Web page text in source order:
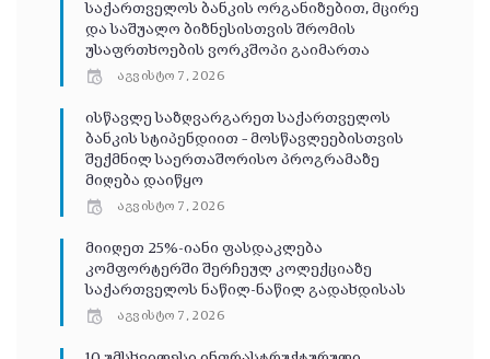
საქართველოს ბანკის ორგანიზებით, მცირე
და საშუალო ბიზნესისთვის შრომის
უსაფრთხოების ვორკშოპი გაიმართა
აგვისტო 7, 2026
ისწავლე საზღვარგარეთ საქართველოს
ბანკის სტიპენდიით – მოსწავლეებისთვის
შექმნილ საერთაშორისო პროგრამაზე
მიღება დაიწყო
აგვისტო 7, 2026
მიიღეთ 25%-იანი ფასდაკლება
კომფორტერში შერჩეულ კოლექციაზე
საქართველოს ნაწილ-ნაწილ გადახდისას
აგვისტო 7, 2026